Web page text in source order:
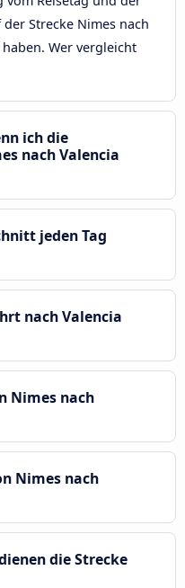
Strecke Nimes nach
Wer vergleicht
ich die
nach Valencia
jeden Tag
nach Valencia
Nimes nach
Nimes nach
die Strecke